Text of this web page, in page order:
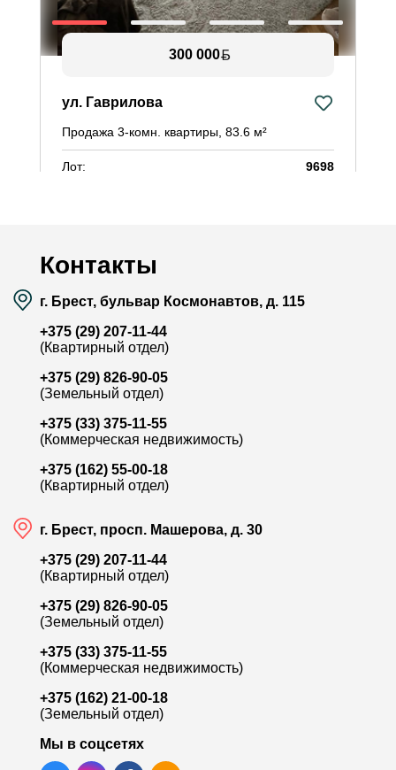
300 000
ул. Гаврилова
Продажа 3-комн. квартиры, 83.6 м²
Лот:
9698
Продажа 1-комн. квартиры, 30.8 м²
Лот:
Площадь:
Смотреть на карте
Контакты
г. Брест, бульвар Космонавтов, д. 115
+375 (29) 207-11-44
(Квартирный отдел)
+375 (29) 826-90-05
(Земельный отдел)
+375 (33) 375-11-55
(Коммерческая недвижимость)
+375 (162) 55-00-18
(Квартирный отдел)
г. Брест, просп. Машерова, д. 30
+375 (29) 207-11-44
(Квартирный отдел)
+375 (29) 826-90-05
(Земельный отдел)
+375 (33) 375-11-55
(Коммерческая недвижимость)
+375 (162) 21-00-18
(Земельный отдел)
Мы в соцсетях